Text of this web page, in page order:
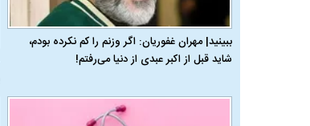
ببینید| مهران غفوریان: اگر وزنم را کم نکرده بودم،
شاید قبل از اکبر عبدی از دنیا می‌رفتم!